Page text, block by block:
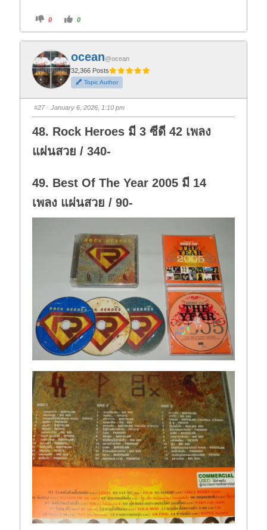
C
i
k
f
o
r
t
h
u
m
d
o
n
.
0
C
i
k
o
r
t
h
u
m
u
p
0
ocean@ocean
32,366 Posts
Topic Author
#27· January 6, 2026, 1:10 pm
48. Rock Heroes มี 3 ซีดี 42 เพลง
แผ่นสวย / 340-
49. Best Of The Year 2005 มี 14
เพลง แผ่นสวย / 90-